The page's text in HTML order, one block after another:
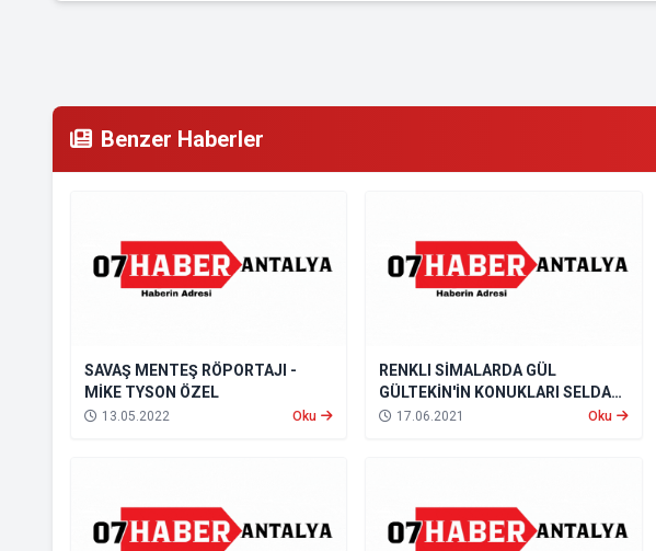
Benzer Haberler
SAVAŞ MENTEŞ RÖPORTAJI -
MİKE TYSON ÖZEL
13.05.2022 Oku
RENKLI SİMALARDA GÜL
GÜLTEKİN'İN KONUKLARI SELDA
ÖZER VE ŞAHİNDE ALIRSATAR
17.06.2021 Oku